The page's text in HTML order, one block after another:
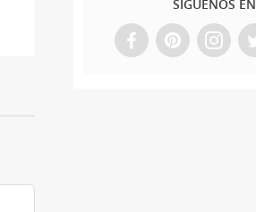
SÍGUENOS EN